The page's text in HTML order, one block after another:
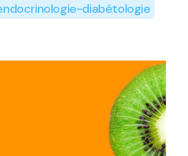
diabétologie